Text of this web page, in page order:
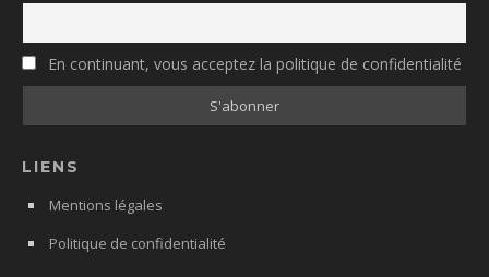
En continuant, vous acceptez la politique de confidentialité
LIENS
Mentions légales
Politique de confidentialité